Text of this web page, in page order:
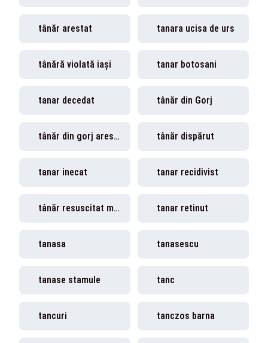
tânăr arestat tanara ucisa de urs
tânără violată iași tanar botosani
tanar decedat tânăr din Gorj
tânăr din gorj arestat tânăr dispărut
tanar inecat tanar recidivist
tânăr resuscitat medici tanar retinut
tanasa tanasescu
tanase stamule tanc
tancuri tanczos barna